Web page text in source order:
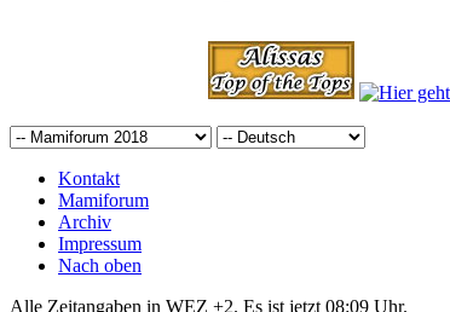
Kontakt
Mamiforum
Archiv
Impressum
Nach oben
Alle Zeitangaben in WEZ +2. Es ist jetzt 08:09 Uhr.